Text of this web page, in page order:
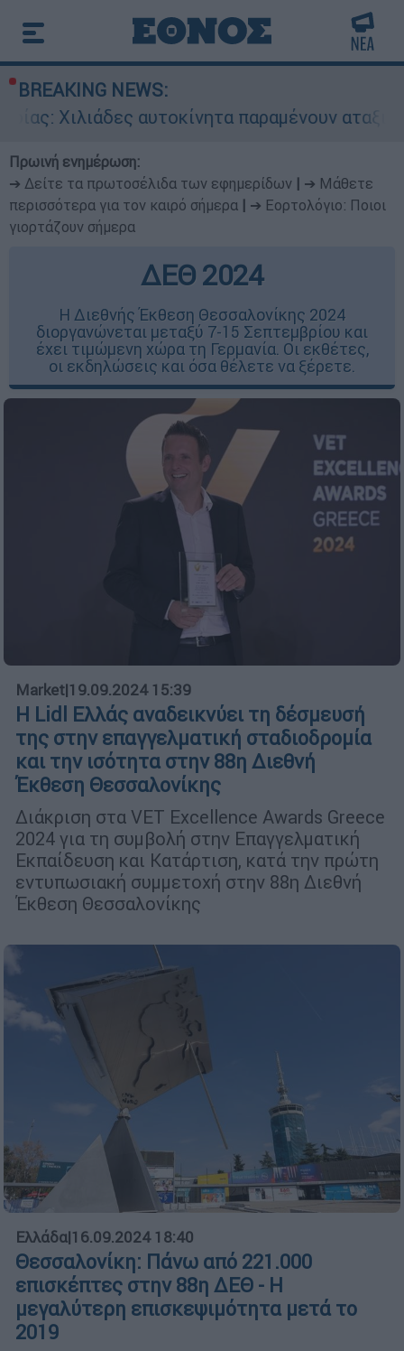
BREAKING NEWS:
αυτοκίνητα παραμένουν αταξινόμητα -
Πρωινή ενημέρωση:
➔ Δείτε τα πρωτοσέλιδα των εφημερίδων
➔ Μάθετε
περισσότερα για τον καιρό σήμερα
➔ Εορτολόγιο: Ποιοι
γιορτάζουν σήμερα
ΔΕΘ 2024
Η Διεθνής Έκθεση Θεσσαλονίκης 2024
διοργανώνεται μεταξύ 7-15 Σεπτεμβρίου και
έχει τιμώμενη χώρα τη Γερμανία. Οι εκθέτες,
οι εκδηλώσεις και όσα θέλετε να ξέρετε.
Market|19.09.2024 15:39
Η Lidl Ελλάς αναδεικνύει τη δέσμευσή
της στην επαγγελματική σταδιοδρομία
και την ισότητα στην 88η Διεθνή
Έκθεση Θεσσαλονίκης
Διάκριση στα VET Excellence Awards Greece
2024 για τη συμβολή στην Επαγγελματική
Εκπαίδευση και Κατάρτιση, κατά την πρώτη
εντυπωσιακή συμμετοχή στην 88η Διεθνή
Έκθεση Θεσσαλονίκης
Ελλάδα|16.09.2024 18:40
Θεσσαλονίκη: Πάνω από 221.000
επισκέπτες στην 88η ΔΕΘ - Η
μεγαλύτερη επισκεψιμότητα μετά το
2019